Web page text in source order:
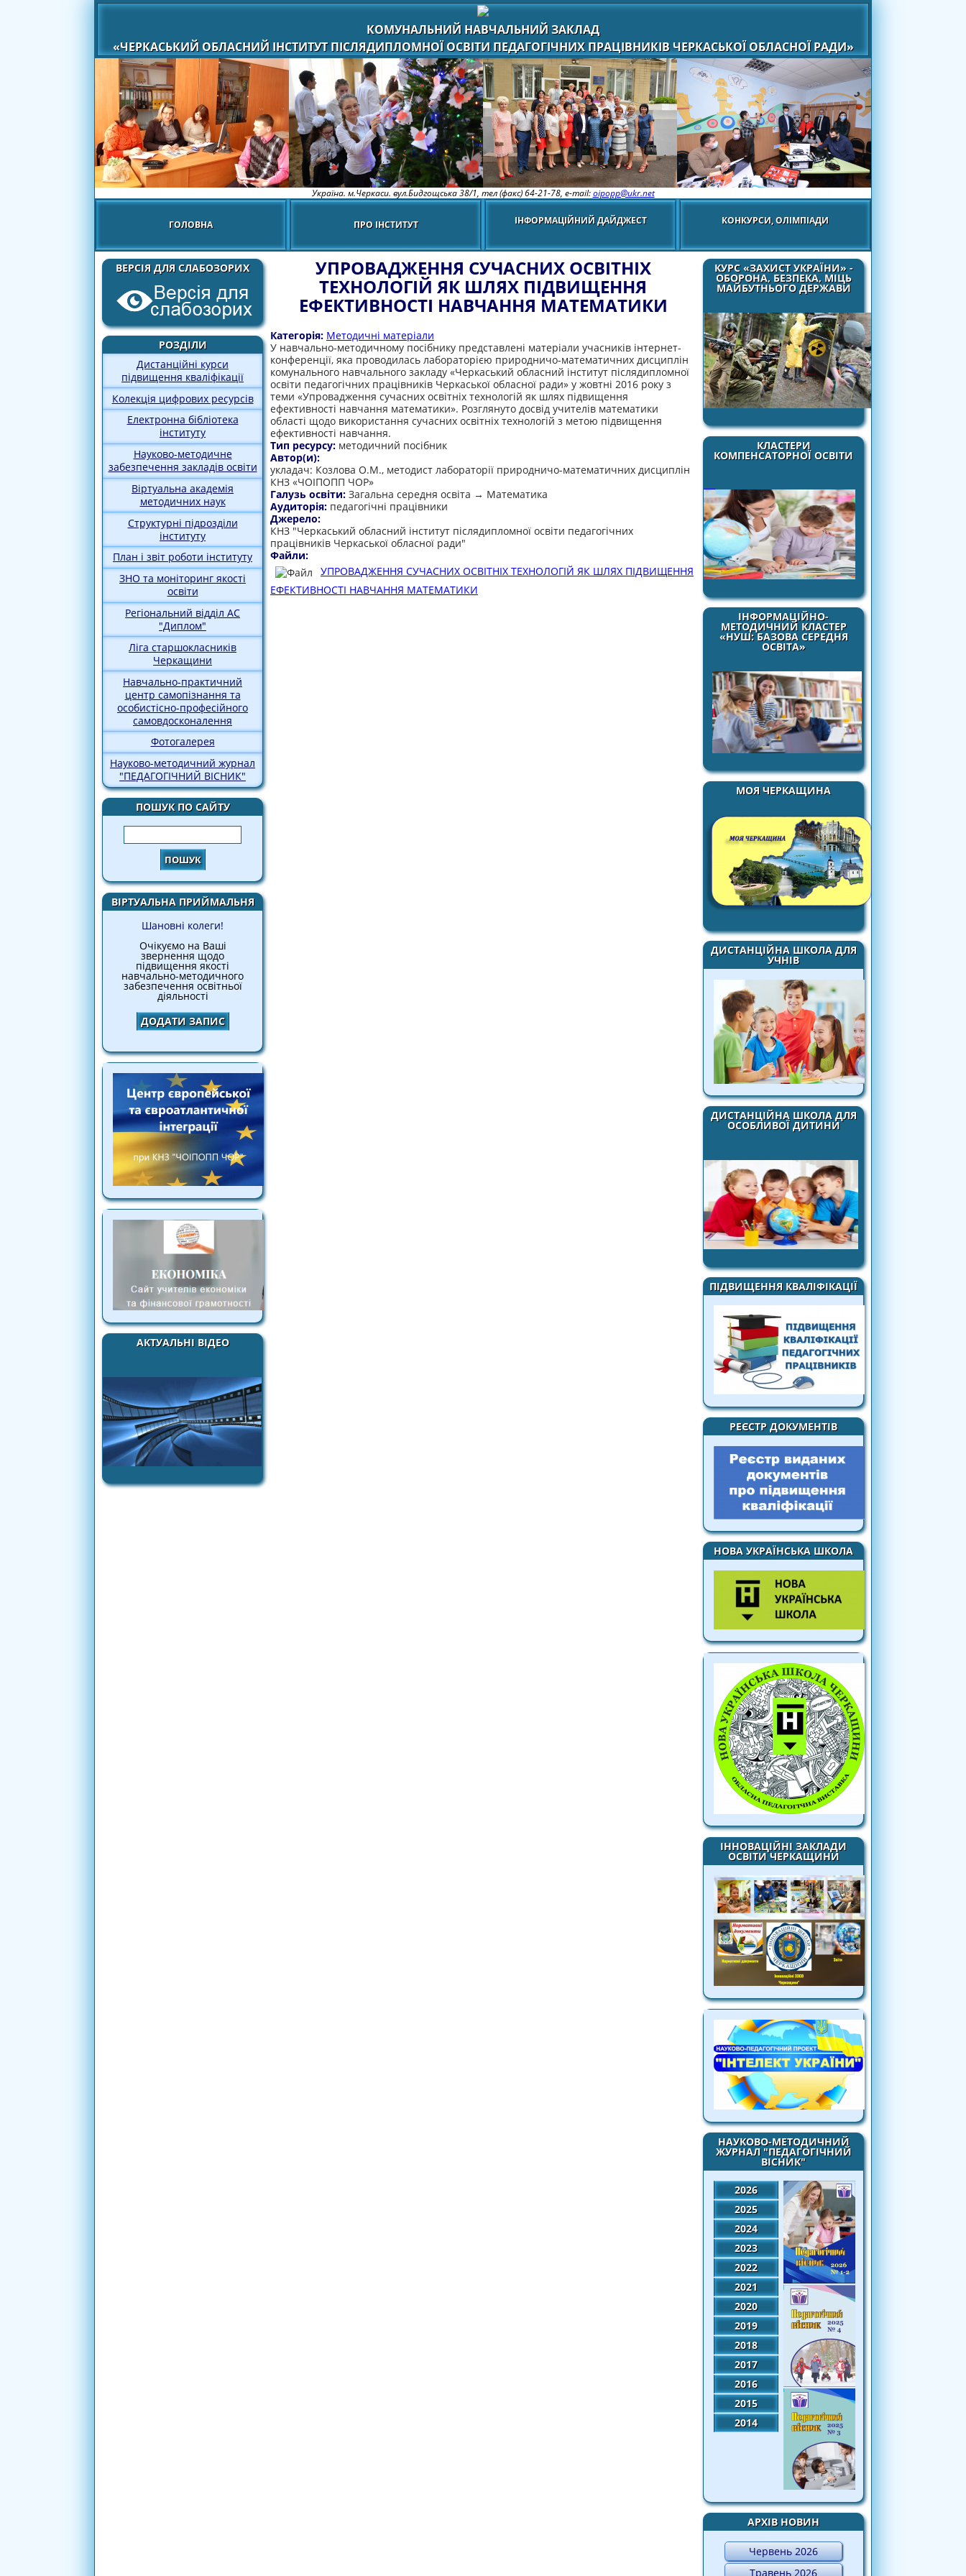
КОМУНАЛЬНИЙ НАВЧАЛЬНИЙ ЗАКЛАД
«ЧЕРКАСЬКИЙ ОБЛАСНИЙ ІНСТИТУТ ПІСЛЯДИПЛОМНОЇ ОСВІТИ ПЕДАГОГІЧНИХ ПРАЦІВНИКІВ ЧЕРКАСЬКОЇ ОБЛАСНОЇ РАДИ»
Україна. м.Черкаси. вул.Бидгощська 38/1, тел (факс) 64-21-78, e-mail:oipopp@ukr.net
ГОЛОВНА ПРО ІНСТИТУТ ІНФОРМАЦІЙНИЙ ДАЙДЖЕСТ КОНКУРСИ, ОЛІМПІАДИ
ВЕРСІЯ ДЛЯ СЛАБОЗОРИХ
РОЗДІЛИ
Дистанційні курси
підвищення кваліфікації
Колекція цифрових ресурсів
Електронна бібліотека
інституту
Науково-методичне
забезпечення закладів освіти
Віртуальна академія
методичних наук
Структурні підрозділи
інституту
План і звіт роботи інституту
ЗНО та моніторинг якості
освіти
Регіональний відділ АС
"Диплом"
Ліга старшокласників
Черкащини
Навчально-практичний
центр самопізнання та
особистісно-професійного
самовдосконалення
Фотогалерея
Науково-методичний журнал
"ПЕДАГОГІЧНИЙ ВІСНИК"
ПОШУК ПО САЙТУ
Пошук
ВІРТУАЛЬНА ПРИЙМАЛЬНЯ
Шановні колеги!
Очікуємо на Ваші
звернення щодо
підвищення якості
навчально-методичного
забезпечення освітньої
діяльності
ДОДАТИ ЗАПИС
АКТУАЛЬНІ ВІДЕО
КУРС «ЗАХИСТ УКРАЇНИ» -
ОБОРОНА, БЕЗПЕКА, МІЦЬ
МАЙБУТНЬОГО ДЕРЖАВИ
КЛАСТЕРИ
КОМПЕНСАТОРНОЇ ОСВІТИ
ІНФОРМАЦІЙНО-
МЕТОДИЧНИЙ КЛАСТЕР
«НУШ: БАЗОВА СЕРЕДНЯ
ОСВІТА»
МОЯ ЧЕРКАЩИНА
ДИСТАНЦІЙНА ШКОЛА ДЛЯ
УЧНІВ
ДИСТАНЦІЙНА ШКОЛА ДЛЯ
ОСОБЛИВОЇ ДИТИНИ
ПІДВИЩЕННЯ КВАЛІФІКАЦІЇ
РЕЄСТР ДОКУМЕНТІВ
НОВА УКРАЇНСЬКА ШКОЛА
ІННОВАЦІЙНІ ЗАКЛАДИ
ОСВІТИ ЧЕРКАЩИНИ
НАУКОВО-МЕТОДИЧНИЙ
ЖУРНАЛ "ПЕДАГОГІЧНИЙ
ВІСНИК"
2026
2025
2024
2023
2022
2021
2020
2019
2018
2017
2016
2015
2014
АРХІВ НОВИН
Червень 2026
Травень 2026
УПРОВАДЖЕННЯ СУЧАСНИХ ОСВІТНІХ
ТЕХНОЛОГІЙ ЯК ШЛЯХ ПІДВИЩЕННЯ
ЕФЕКТИВНОСТІ НАВЧАННЯ МАТЕМАТИКИ
Категорія: Методичні матеріали
У навчально-методичному посібнику представлені матеріали учасників інтернет-
конференції, яка проводилась лабораторією природничо-математичних дисциплін
комунального навчального закладу «Черкаський обласний інститут післядипломної
освіти педагогічних працівників Черкаської обласної ради» у жовтні 2016 року з
теми «Упровадження сучасних освітніх технологій як шлях підвищення
ефективності навчання математики». Розглянуто досвід учителів математики
області щодо використання сучасних освітніх технологій з метою підвищення
ефективності навчання.
Тип ресурсу: методичний посібник
Автор(и):
укладач: Козлова О.М., методист лабораторії природничо-математичних дисциплін
КНЗ «ЧОІПОПП ЧОР»
Галузь освіти: Загальна середня освіта → Математика
Аудиторія: педагогічні працівники
Джерело:
КНЗ "Черкаський обласний інститут післядипломної освіти педагогічних
працівників Черкаської обласної ради"
Файли:
УПРОВАДЖЕННЯ СУЧАСНИХ ОСВІТНІХ ТЕХНОЛОГІЙ ЯК ШЛЯХ ПІДВИЩЕННЯ
ЕФЕКТИВНОСТІ НАВЧАННЯ МАТЕМАТИКИ